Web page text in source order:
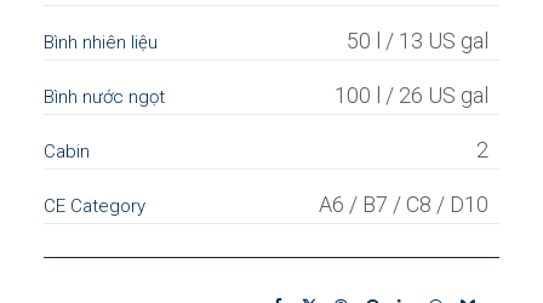
Bình nhiên liệu 50 l / 13 US gal
Bình nước ngọt 100 l / 26 US gal
Cabin 2
CE Category A6 / B7 / C8 / D10